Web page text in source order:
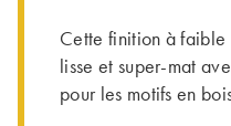
Cette finition à
lisse et super-mat
pour les motifs en